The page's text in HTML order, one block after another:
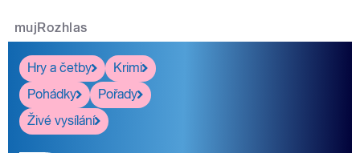
mujRozhlas
Hry a četby
Krimi
Pohádky
Pořady
Živé vysílání